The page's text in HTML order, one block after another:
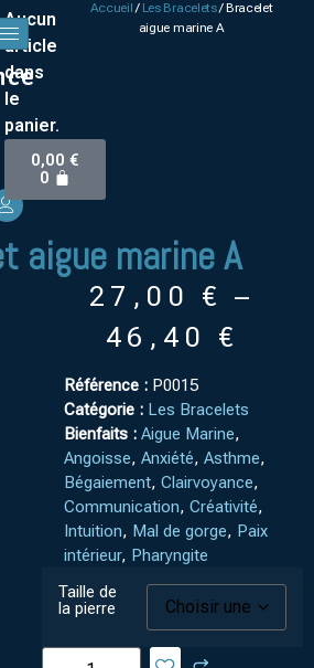
Aucun
article
dans
le
panier.
0,00€
0
Accueil/ Les Bracelets/ Bracelet
aigue marine A
aigue marine A
27,00 € –
46,40 €
Référence : P0015
Catégorie : Les Bracelets
Bienfaits : Aigue Marine,
Angoisse, Anxiété, Asthme,
Bégaiement, Clairvoyance,
Communication, Créativité,
Intuition, Mal de gorge, Paix
intérieur, Pharyngite
Taille de
la pierre